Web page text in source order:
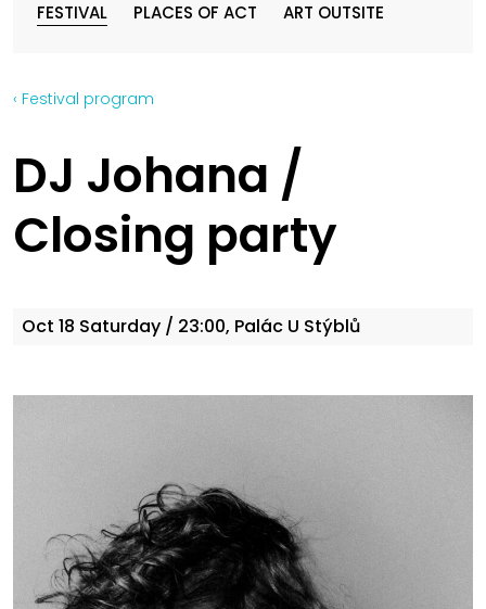
FESTIVAL PLACES OF ACT ART OUTSITE
‹ Festival program
DJ Johana /
Closing party
Oct 18 Saturday / 23:00, Palác U Stýblů